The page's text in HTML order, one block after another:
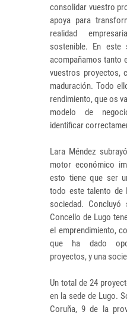
consolidar vuestro
apoya para
realidad
sostenible. En
acompañamos tanto
vuestros proyectos,
maduración. Todo
rendimiento, que os
modelo de
identificar
Lara Méndez
motor económico
esto tiene que ser
todo este talento de
sociedad.
Concello de Lugo
el emprendimiento,
que ha dado
proyectos, y una
Un total de 24
en la sede de Lugo.
Coruña, 9 de la